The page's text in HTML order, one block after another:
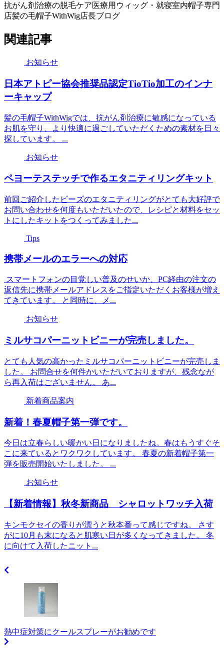
抗がん剤治療の脱毛ケア医療用ウィッグ・就寝室内帽子専門
店髪の毛帽子WithWig店長ブログ
関連記事
お知らせ
日本アトピー協会推奨品認定TioTio加工のインナ
ーキャップ
髪の毛帽子WithWigでは、抗がん剤治療に敏感になっている
お肌を守り、より快適に過ごしていただくための素材を日々
探しています。 ...
お知らせ
ペヨーテステッチで作るエタニティリングキット
前回ご紹介したビーズのエタニティリングがとても大好評で
お問い合わせを何度もいただいたので、レシピと材料をセッ
トにしたキットをつくってみました...
Tips
携帯メールのエラーへの対応
スマートフォンの目覚しい普及のせいか、PC経由の注文の
返信先に携帯メールアドレスをご指定いただくお客様が増え
てきています。 と同時に、メ...
お知らせ
ミルサコパーニットビニーが完売しました。
とても人気の高かったミルサコパーニットビニーが完売しま
した。 お問合せを何件かいただいておりますが、残念なが
ら再入荷はございません。 あ...
新着商品案内
新着！春夏帽子第一弾です。
今日は立春らしい暖かい日になりましたね。春はもうすぐそ
こに来ているとワクワクしています。 春夏の新着帽子第一
弾を販売開始いたしました。 ...
お知らせ
【新着情報】秋冬新商品 シャロットワッチ入荷
キンモクセイの香りが漂うと秋本番って感じですね。 さす
がに10月も末になると肌寒い日が多くなってきました。 冬
に向けて入荷したニット...
熱中症対策にクールスプレーがお勧めです